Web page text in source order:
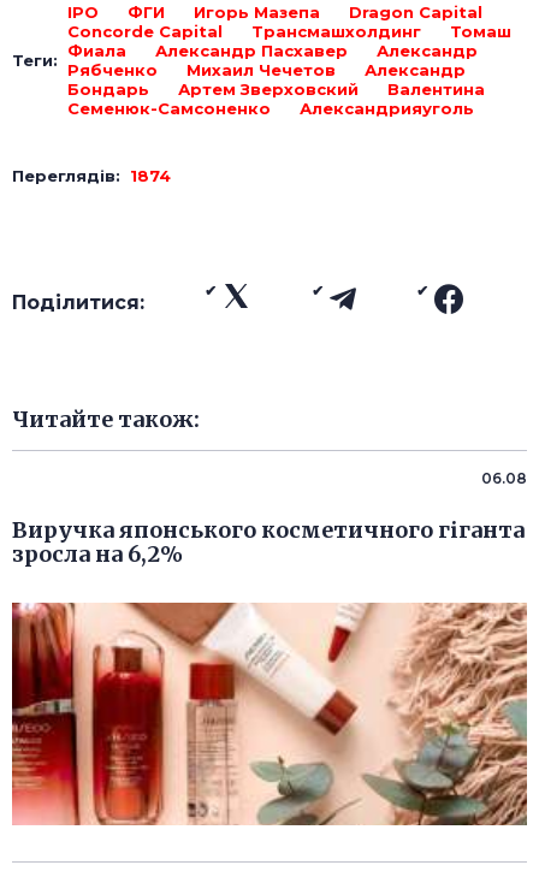
Теги:
IPO ФГИ Игорь Мазепа
Dragon Capital
Concorde Capital
Трансмашхолдинг
Томаш
Фиала
Александр Пасхавер
Александр
Рябченко
Михаил Чечетов
Александр
Бондарь
Артем Зверховский
Валентина
Семенюк-Самсоненко
Александрияуголь
Переглядів: 1874
Поділитися:
Читайте також:
06.08
Виручка японського косметичного гіганта
зросла на 6,2%